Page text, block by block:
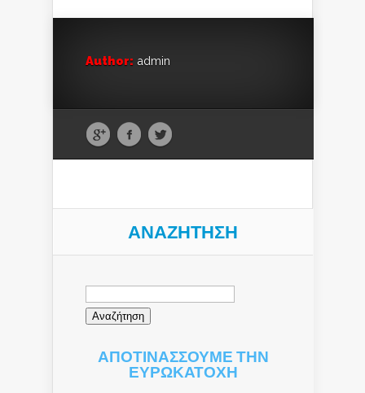
Author: admin
ΑΝΑΖΉΤΗΣΗ
Αναζήτηση
ΑΠΟΤΙΝΑΣΣΟΥΜΕ ΤΗΝ
ΕΥΡΩΚΑΤΟΧΗ